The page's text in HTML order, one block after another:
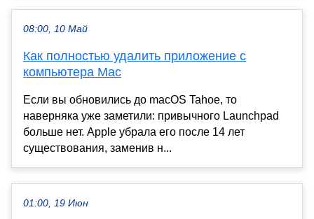
08:00, 10 Май
Как полностью удалить приложение с
компьютера Mac
Если вы обновились до macOS Tahoe, то
наверняка уже заметили: привычного Launchpad
больше нет. Apple убрала его после 14 лет
существования, заменив н...
01:00, 19 Июн